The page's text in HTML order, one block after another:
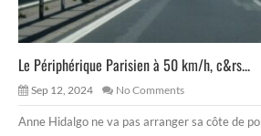
Le Périphérique Parisien à 50 km/h, c&rs...
Sep 12, 2024 No Comments
Anne Hidalgo ne va pas arranger sa côte de